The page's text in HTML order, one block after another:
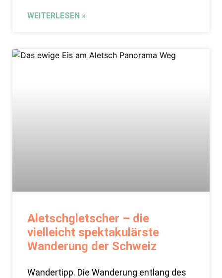
WEITERLESEN »
Aletschgletscher – die
vielleicht spektakulärste
Wanderung der Schweiz
Wandertipp. Die Wanderung entlang des